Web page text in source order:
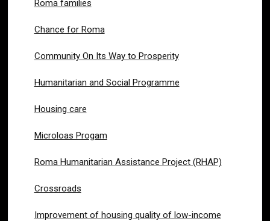
Roma families
Chance for Roma
Community On Its Way to Prosperity
Humanitarian and Social Programme
Housing care
Microloas Progam
Roma Humanitarian Assistance Project (RHAP)
Crossroads
Improvement of housing quality of low-income